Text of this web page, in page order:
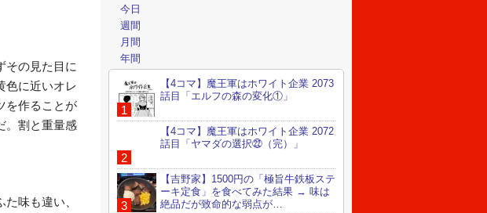
その見た目に
色に近いオレ
を作ることが
。割と重量感
味も違い、
今日
週間
月間
年間
【4コマ】魔王軍はホワイト企業 2073
話目「エルフの森の変化①」
【4コマ】魔王軍はホワイト企業 2072
話目「ヤマダの選択㉒（完）」
【吉野家】1500円の「極旨牛鉄板ステ
ーキ定食」を食べてみた結果 → 味は
絶品だが致命的な弱点が…